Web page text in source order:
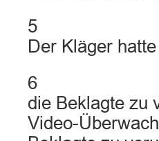
5
Der Kläger
6
die Beklagte zu
Video-